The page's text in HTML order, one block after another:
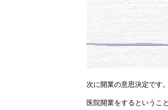
次に開業の意思決定です。
医院開業をするというこ